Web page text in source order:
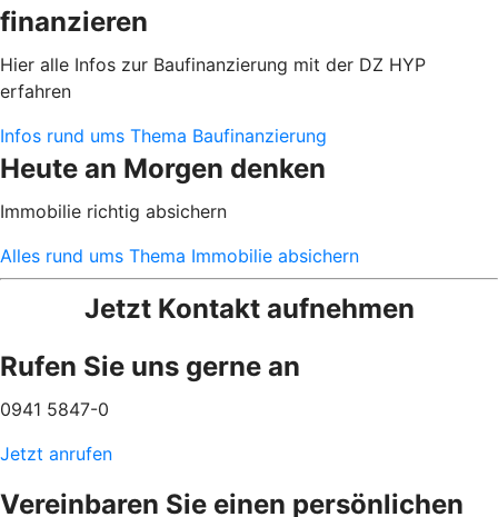
finanzieren
Hier alle Infos zur Baufinanzierung mit der DZ HYP
erfahren
Infos rund ums Thema Baufinanzierung
Heute an Morgen denken
Immobilie richtig absichern
Alles rund ums Thema Immobilie absichern
Jetzt Kontakt aufnehmen
Rufen Sie uns gerne an
0941 5847-0
Jetzt anrufen
Vereinbaren Sie einen persönlichen